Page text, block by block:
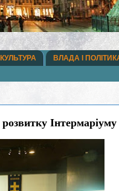
КУЛЬТУРА ВЛАДА І
Інтермаріуму